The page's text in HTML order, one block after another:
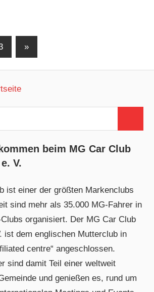
Nächste
»
beim MG Car Club
V.
ist einer der größten Markenclubs
sind mehr als 35.000 MG-Fahrer in
organisiert. Der MG Car Club
ist dem englischen Mutterclub in
centre“ angeschlossen.
sind damit Teil einer weltweit
und genießen es, rund um